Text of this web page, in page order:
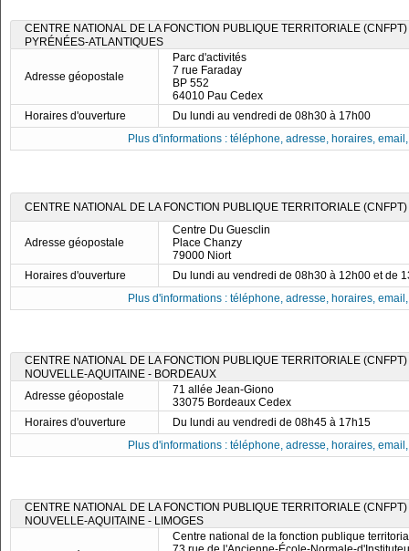
CENTRE NATIONAL DE LA FONCTION PUBLIQUE TERRITORIALE
PYRÉNÉES-ATLANTIQUES
Adresse géopostale
Parc d'activités
7 rue Faraday
BP 552
64010 Pau Cedex
Horaires d'ouverture
Du lundi au vendredi de 08h30 à 17h00
Plus d'informations : téléphone, adresse, horaires,
CENTRE NATIONAL DE LA FONCTION PUBLIQUE TERRITORIALE
Adresse géopostale
Centre Du Guesclin
Place Chanzy
79000 Niort
Horaires d'ouverture
Du lundi au vendredi de 08h30 à 12h00 et de
Plus d'informations : téléphone, adresse, horaires,
CENTRE NATIONAL DE LA FONCTION PUBLIQUE TERRITORIALE
NOUVELLE-AQUITAINE - BORDEAUX
Adresse géopostale
71 allée Jean-Giono
33075 Bordeaux Cedex
Horaires d'ouverture
Du lundi au vendredi de 08h45 à 17h15
Plus d'informations : téléphone, adresse, horaires,
CENTRE NATIONAL DE LA FONCTION PUBLIQUE TERRITORIALE
NOUVELLE-AQUITAINE - LIMOGES
Centre national de la fonction publique